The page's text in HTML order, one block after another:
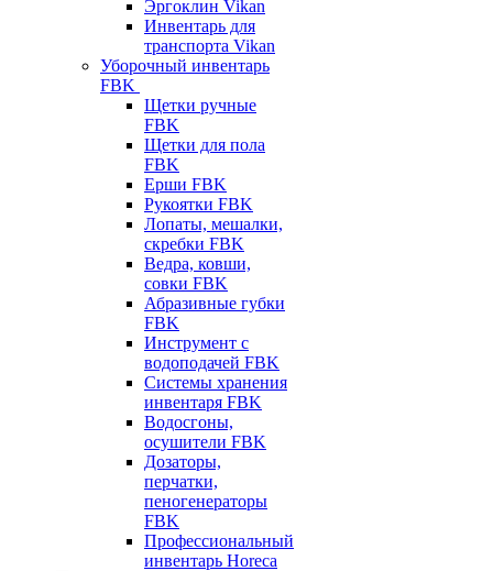
Эргоклин Vikan
Инвентарь для
транспорта Vikan
Уборочный инвентарь
FBK
Щетки ручные
FBK
Щетки для пола
FBK
Ерши FBK
Рукоятки FBK
Лопаты, мешалки,
скребки FBK
Ведра, ковши,
совки FBK
Абразивные губки
FBK
Инструмент с
водоподачей FBK
Системы хранения
инвентаря FBK
Водосгоны,
осушители FBK
Дозаторы,
перчатки,
пеногенераторы
FBK
Профессиональный
инвентарь Horeca